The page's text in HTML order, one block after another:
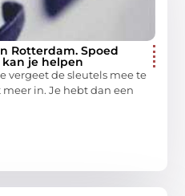
Rotterdam. Spoed
je helpen
vergeet de sleutels mee te
in. Je hebt dan een